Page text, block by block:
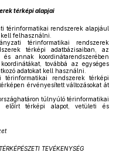
térképi alapjai
térinformatikai rendszerek alapjául
felhasználni.
térinformatikai rendszerek
térképi adatbázisaiban, az
annak koordinátarendszerében
továbbá az egységes
adatokat kell használni.
rendszerek térképi
érvényesített változásokat át
túlnyúló térinformatikai
előírt térképi alapot, vetületi és
TEVÉKENYSÉG